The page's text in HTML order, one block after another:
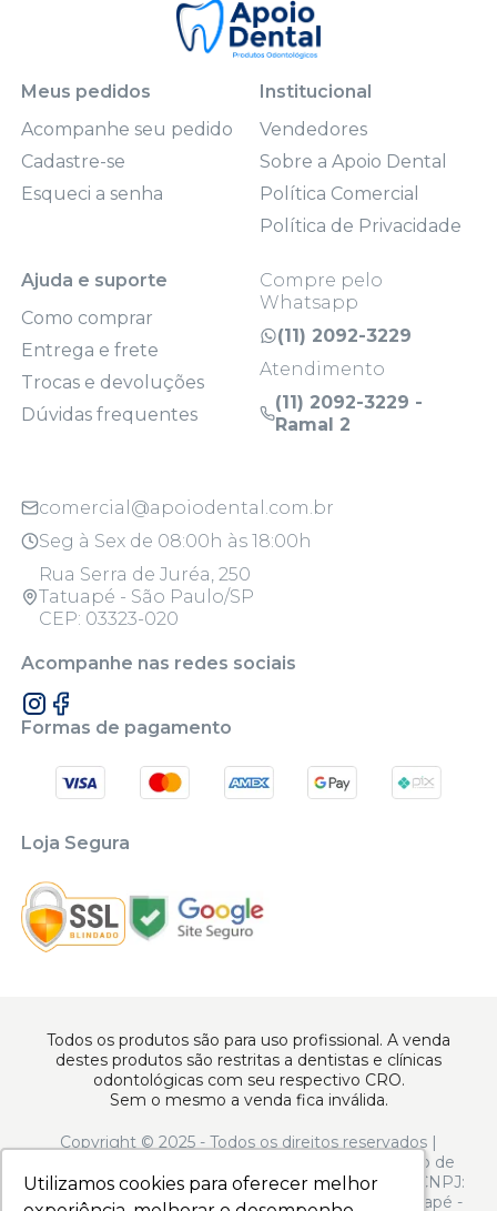
Utilizamos cookies para oferecer melhor
Utilizamos cookies para oferecer melhor
Meus pedidos
Acompanhe seu pedido
Cadastre-se
Esqueci a senha
Institucional
Vendedores
Sobre a Apoio Dental
Política Comercial
Política de Privacidade
Ajuda e suporte
Como comprar
Entrega e frete
Trocas e devoluções
Dúvidas frequentes
Compre pelo
Whatsapp
(11) 2092-3229
Atendimento
(11) 2092-3229 -
Ramal 2
comercial@apoiodental.com.br
Seg à Sex de 08:00h às 18:00h
Rua Serra de Juréa, 250
Tatuapé - São Paulo/SP
CEP: 03323-020
Acompanhe nas redes sociais
Formas de pagamento
Loja Segura
Todos os produtos são para uso profissional. A venda
destes produtos são restritas a dentistas e clínicas
odontológicas com seu respectivo CRO.
Sem o mesmo a venda fica inválida.
Copyright © 2025 - Todos os direitos reservados |
www.apoiodental.com.br | Apoio Dental Comércio de
Produtos e Equipamentos Odontológicos LTDA | CNPJ:
10.925.214/0001-22 | Rua Serra de Juréa, 250 - Tatuapé -